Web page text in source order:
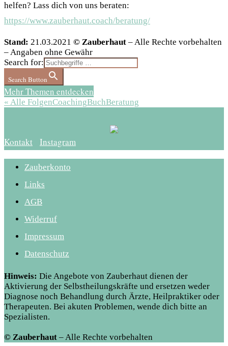
helfen? Lass dich von uns beraten:
https://www.zauberhaut.coach/beratung/
Stand: 21.03.2021 © Zauberhaut – Alle Rechte vorbehalten
– Angaben ohne Gewähr
Search for:
Search Button
Mehr Themen entdecken
« Alle FolgenCoachingBuchBeratung
Kontakt Instagram
Zauberkonto
Links
AGB
Widerruf
Impressum
Datenschutz
Hinweis: Die Angebote von Zauberhaut dienen der
Aktivierung der Selbstheilungskräfte und ersetzen weder
Diagnose noch Behandlung durch Ärzte, Heilpraktiker oder
Therapeuten. Bei akuten Problemen, wende dich bitte an
Spezialisten.
© Zauberhaut – Alle Rechte vorbehalten